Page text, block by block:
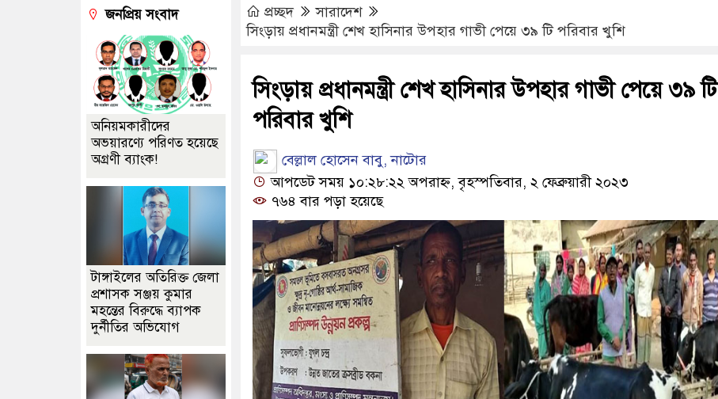
প্রচ্ছদ
সারাদেশ
সিংড়ায় প্রধানমন্ত্রী শেখ হাসিনার উপহার গাভী পেয়ে ৩৯ টি পরিবার খুশি
সিংড়ায় প্রধানমন্ত্রী শেখ হাসিনার উপহার গাভী পেয়ে ৩৯ টি
পরিবার খুশি
বেল্লাল হোসেন বাবু, নাটোর
আপডেট সময় ১০:২৮:২২ অপরাহ্ন, বৃহস্পতিবার, ২ ফেব্রুয়ারী ২০২৩
৭৬৪ বার পড়া হয়েছে
জনপ্রিয় সংবাদ
অনিয়মকারীদের
অভয়ারণ্যে পরিণত হয়েছে
অগ্রণী ব্যাংক!
টাঙ্গাইলের অতিরিক্ত জেলা
প্রশাসক সঞ্জয় কুমার
মহন্তের বিরুদ্ধে ব্যাপক
দুর্নীতির অভিযোগ